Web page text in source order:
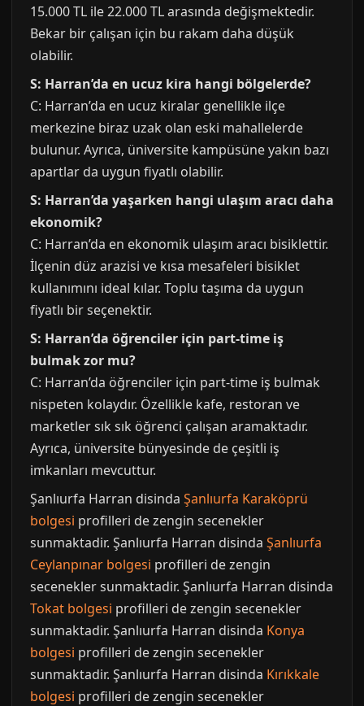
15.000 TL ile 22.000 TL arasında değişmektedir.
Bekar bir çalışan için bu rakam daha düşük
olabilir.
S: Harran’da en ucuz kira hangi bölgelerde?
C: Harran’da en ucuz kiralar genellikle ilçe
merkezine biraz uzak olan eski mahallelerde
bulunur. Ayrıca, üniversite kampüsüne yakın bazı
apartlar da uygun fiyatlı olabilir.
S: Harran’da yaşarken hangi ulaşım aracı daha
ekonomik?
C: Harran’da en ekonomik ulaşım aracı bisiklettir.
İlçenin düz arazisi ve kısa mesafeleri bisiklet
kullanımını ideal kılar. Toplu taşıma da uygun
fiyatlı bir seçenektir.
S: Harran’da öğrenciler için part-time iş
bulmak zor mu?
C: Harran’da öğrenciler için part-time iş bulmak
nispeten kolaydır. Özellikle kafe, restoran ve
marketler sık sık öğrenci çalışan aramaktadır.
Ayrıca, üniversite bünyesinde de çeşitli iş
imkanları mevcuttur.
Şanlıurfa Harran disinda Şanlıurfa Karaköprü
bolgesi profilleri de zengin secenekler
sunmaktadir. Şanlıurfa Harran disinda Şanlıurfa
Ceylanpınar bolgesi profilleri de zengin
secenekler sunmaktadir. Şanlıurfa Harran disinda
Tokat bolgesi profilleri de zengin secenekler
sunmaktadir. Şanlıurfa Harran disinda Konya
bolgesi profilleri de zengin secenekler
sunmaktadir. Şanlıurfa Harran disinda Kırıkkale
bolgesi profilleri de zengin secenekler